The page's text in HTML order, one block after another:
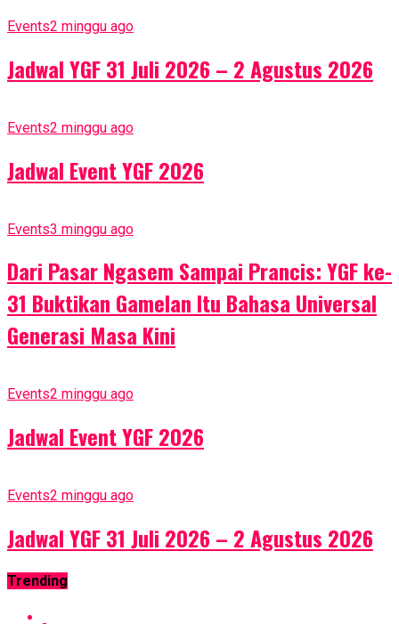
Events2 minggu ago
Jadwal YGF 31 Juli 2026 – 2 Agustus 2026
Events2 minggu ago
Jadwal Event YGF 2026
Events3 minggu ago
Dari Pasar Ngasem Sampai Prancis: YGF ke-
31 Buktikan Gamelan Itu Bahasa Universal
Generasi Masa Kini
Events2 minggu ago
Jadwal Event YGF 2026
Events2 minggu ago
Jadwal YGF 31 Juli 2026 – 2 Agustus 2026
Trending